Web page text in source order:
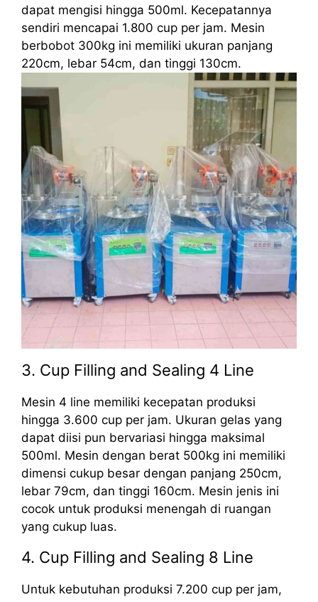
dapat mengisi hingga 500ml. Kecepatannya
sendiri mencapai 1.800 cup per jam. Mesin
berbobot 300kg ini memiliki ukuran panjang
220cm, lebar 54cm, dan tinggi 130cm.
3. Cup Filling and Sealing 4 Line
Mesin 4 line memiliki kecepatan produksi
hingga 3.600 cup per jam. Ukuran gelas yang
dapat diisi pun bervariasi hingga maksimal
500ml. Mesin dengan berat 500kg ini memiliki
dimensi cukup besar dengan panjang 250cm,
lebar 79cm, dan tinggi 160cm. Mesin jenis ini
cocok untuk produksi menengah di ruangan
yang cukup luas.
4. Cup Filling and Sealing 8 Line
Untuk kebutuhan produksi 7.200 cup per jam,